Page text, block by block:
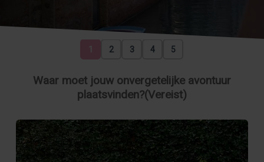
1 2 3 4 5
Waar moet jouw onvergetelijke avontuur
plaatsvinden?(Vereist)